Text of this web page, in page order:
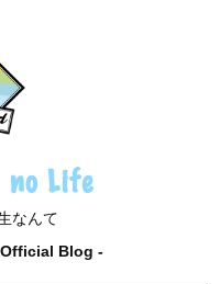
Life
なんて
Blog